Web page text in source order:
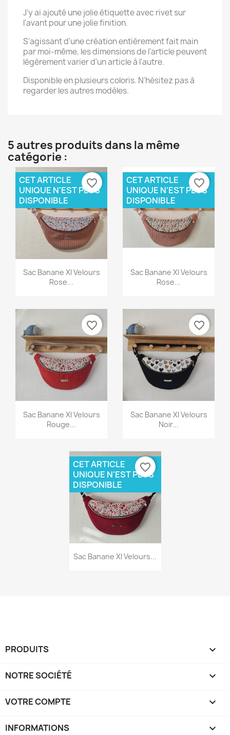
J'y ai ajouté une jolie étiquette avec rivet sur
l'avant pour une jolie finition.
S'agissant d'une création entièrement fait main
par moi-même, les dimensions de l'article peuvent
légèrement varier d'un article à l'autre.
Disponible en plusieurs coloris. N'hésitez pas à
regarder les autres modèles.
5 autres produits dans la même
catégorie :
Aperçu rapide
Sac Banane Xl Velours
Rose...
CET ARTICLE
UNIQUE N'EST PLUS
DISPONIBLE
favorite_border
Aperçu rapide
Sac Banane Xl Velours
Rose...
CET ARTICLE
UNIQUE N'EST PLUS
DISPONIBLE
favorite_border
Aperçu rapide
Sac Banane Xl Velours
Rouge...
favorite_border
Aperçu rapide
Sac Banane Xl Velours
Noir...
favorite_border
Aperçu rapide
Sac Banane Xl Velours...
CET ARTICLE
UNIQUE N'EST PLUS
DISPONIBLE
favorite_border
PRODUITS 
NOTRE SOCIÉTÉ 
VOTRE COMPTE 
INFORMATIONS keyboard_arrow_down